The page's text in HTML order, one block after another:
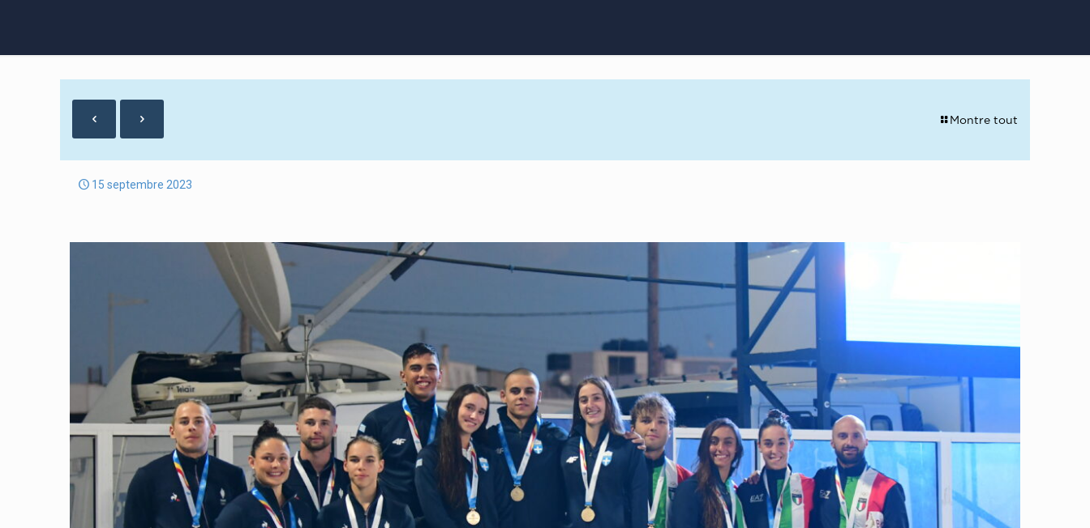
Montre tout
15 septembre 2023